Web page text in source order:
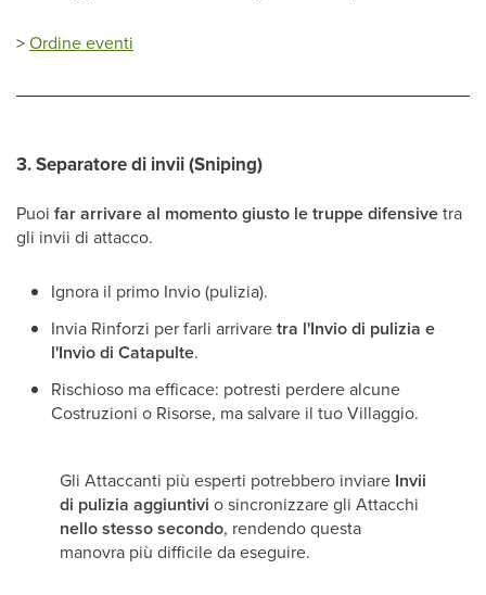
>Ordine eventi
3.Separatore di invii (Sniping)
Puoi far arrivare al momento giusto le truppe difensivetra
gli invii di attacco.
Ignora il primo Invio (pulizia).
Invia Rinforzi per farli arrivaretra l'Invio di pulizia e
l'Invio di Catapulte.
Rischioso ma efficace: potresti perdere alcune
Costruzioni o Risorse, ma salvare il tuo Villaggio.
Gli Attaccanti più esperti potrebbero inviare Invii
di pulizia aggiuntivi o sincronizzare gli Attacchi
nello stesso secondo, rendendo questa
manovra più difficile da eseguire.